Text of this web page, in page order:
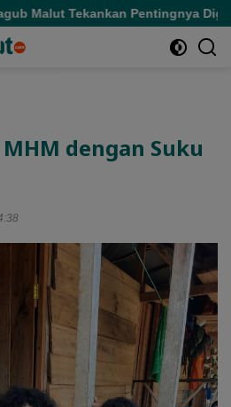
Tekankan Pentingnya Digitalisasi
dengan Suku